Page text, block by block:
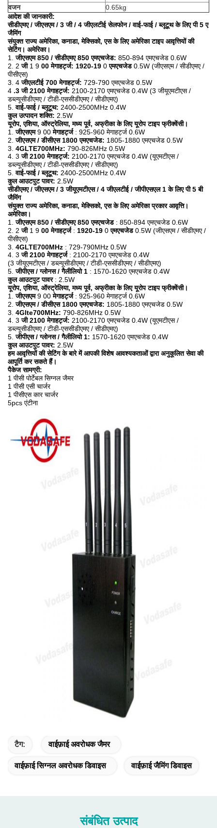
वजन
0.65kg
आदेश की जानकारी:
सीडीएमए / जीएसएम / 3 जी / 4 जीएलटीई सेलफोन / वाई-फाई / ब्लूटूथ के लिए पी 5 ए
जैमिंग
संयुक्त राज्य अमेरिका, कनाडा, मेक्सिको, एस के लिए अमेरिका टाइप आवृत्तियों की
सेटिंग। अमेरिका।
1.जीएसएम 850 / सीडीएमए 850 एमएचजेड: 850-894 एमएचजेड 0.6W
2. 2जी1 9 00 मेगाहर्ट्ज: 1920-19 0एमएचजेड0.5W (जीएसएम / सीडीएमए /
पीसीएस)
3. 4जीएलटीई 700 मेगाहर्ट्ज: 729-790 एमएचजेड 0.5W
4 .3 जी 2100 मेगाहर्ट्ज: 2100-2170 एमएचजेड 0.4W (3 जीयूएमटीएस /
डब्ल्यूसीडीएमए / टीडी-एससीडीएमए / सीडीएमए)
5.वाई-फाई / ब्लूटूथ: 2400-2500MHz 0.4W
कुल उत्पादन शक्ति: 2.5W
यूरोप, एशिया, ऑस्ट्रेलिया, मध्य पूर्व, अफ्रीका के लिए यूरोप टाइप फ्रीक्वेंसी।
1.जीएसएम9 00मेगाहर्ट्ज: 925-960 मेगाहर्ट्ज 0.6W
2.जीएसएम / डीसीएस 1800 एमएचजेड: 1805-1880 एमएचजेड 0.5W
3. 4GLTE700MHz: 790-826MHz 0.5W
4. 3जी 2100 मेगाहर्ट्ज: 2100-2170 एमएचजेड 0.4W (यूएमटीएस /
डब्ल्यूसीडीएमए / टीडी-एससीडीएमए / सीडीएमए)
5.वाई-फाई / ब्लूटूथ: 2400-2500MHz 0.4W
कुल आउटपुट पावर: 2.5W
सीडीएमए / जीएसएम / 3 जीयूएमटीएस / 4 जीएलटीई / जीपीएसएल 1 के लिए पी 5 बी
जैमिंग
संयुक्त राज्य अमेरिका, कनाडा, मेक्सिको, एस के लिए अमेरिका प्रकार आवृत्ति।
अमेरिका।
1.जीएसएम 850 / सीडीएमए 850 एमएचजेड: 850-894 एमएचजेड 0.6W
2. 2जी1 9 00 मेगाहर्ट्ज: 1920-19 0एमएचजेड0.5W (जीएसएम / सीडीएमए /
पीसीएस)
3. 4GLTE700MHz : 729-790MHz 0.5W
4. 3जी 2100 मेगाहर्ट्ज: 2100-2170 एमएचजेड 0.4W
(3 जीयूएमटीएस / डब्ल्यूसीडीएमए / टीडी-एससीडीएमए / सीडीएमए)
5.जीपीएस / ग्लोनस / गैलीलियो 1 : 1570-1620 एमएचजेड 0.4W
कुल आउटपुट पावर: 2.5W
यूरोप, एशिया, ऑस्ट्रेलिया, मध्य पूर्व, अफ्रीका के लिए यूरोप टाइप फ्रीक्वेंसी।
1.जीएसएम9 00मेगाहर्ट्ज: 925-960 मेगाहर्ट्ज 0.6W
2.जीएसएम / डीसीएस 1800 एमएचजेड: 1805-1880 एमएचजेड 0.5W
3. 4Glte700MHz: 790-826MHz 0.5W
4. 3जी 2100 मेगाहर्ट्ज: 2100-2170 एमएचजेड 0.4W (यूएमटीएस /
डब्ल्यूसीडीएमए / टीडी-एससीडीएमए / सीडीएमए)
5.जीपीएस / ग्लोनस / गैलीलियो 1: 1570-1620 एमएचजेड 0.4W
कुल आउटपुट पावर: 2.5W
हम आवृत्तियों की सेटिंग के बारे में आपकी विशेष आवश्यकताओं द्वारा अनुकूलित सेवा की
आपूर्ति कर सकते हैं।
पैकेज सामग्री:
1 पीसी पोर्टेबल सिग्नल जैमर
1 पीसी एसी चार्जर
1 पीसीएस कार चार्जर
5pcs एंटीना
टैग: वाईफ़ाई अवरोधक जैमर
वाईफ़ाई सिग्नल अवरोधक डिवाइस वाईफ़ाई जैमिंग डिवाइस
संबंधित उत्पाद